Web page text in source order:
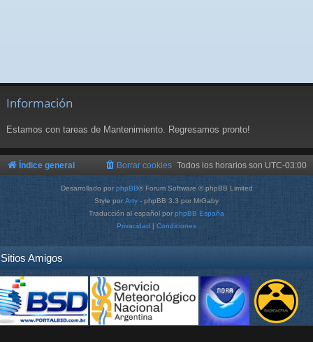
Información
Estamos con tareas de Mantenimiento. Regresamos pronto!
Índice general Todos los horarios son UTC-03:00
Borrar cookies
Desarrollado por phpBB® Forum Software © phpBB Limited
Style por Arty - phpBB 3.3 por MrGaby
Traducción al español por phpBB España
Privacidad | Condiciones
Sitios Amigos